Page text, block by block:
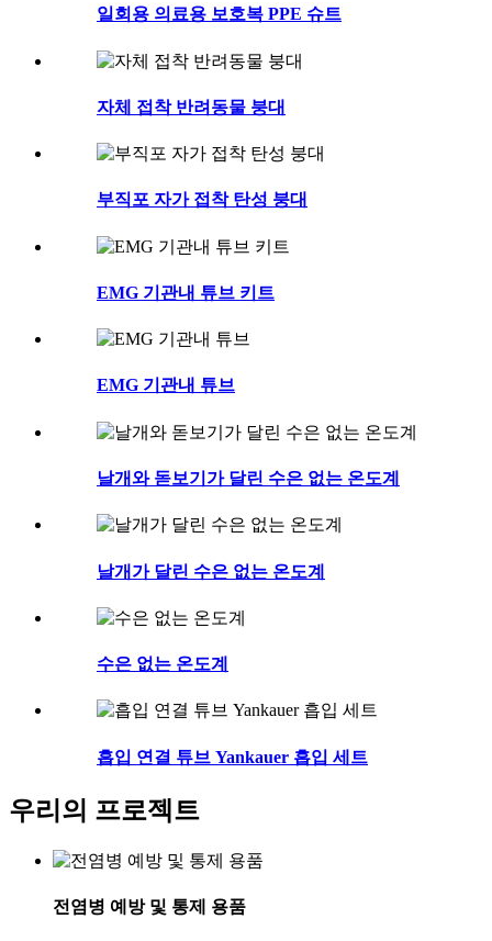
일회용 의료용 보호복 PPE 슈트
자체 접착 반려동물 붕대
부직포 자가 접착 탄성 붕대
EMG 기관내 튜브 키트
EMG 기관내 튜브
날개와 돋보기가 달린 수은 없는 온도계
날개가 달린 수은 없는 온도계
수은 없는 온도계
흡입 연결 튜브 Yankauer 흡입 세트
우리의 프로젝트
전염병 예방 및 통제 용품